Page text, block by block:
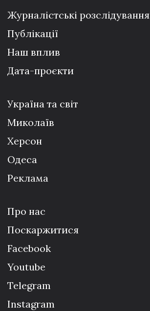
Журналістські розслідування
Публікації
Наш вплив
Дата-проєкти
Україна та світ
Миколаїв
Херсон
Одеса
Реклама
Про нас
Поскаржитися
Facebook
Youtube
Telegram
Instagram